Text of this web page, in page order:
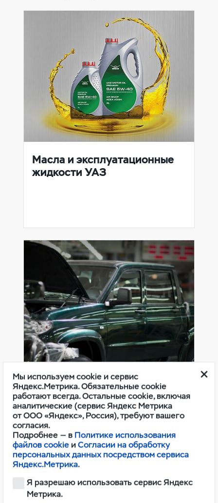
Масла и эксплуатационные
жидкости УАЗ
Оригинальные расходные
материалы УАЗ
Мы используем cookie и сервис
Яндекс.Метрика. Обязательные cookie
работают всегда. Остальные cookie, включая
аналитические (сервис Яндекс Метрика
от ООО «Яндекс», Россия), требуют вашего
согласия.
Подробнее — в Политике использования
файлов cookie иСогласии на обработку
персональных данных посредством сервиса
Яндекс.Метрика.
Я разрешаю использовать сервис Яндекс
Метрика.